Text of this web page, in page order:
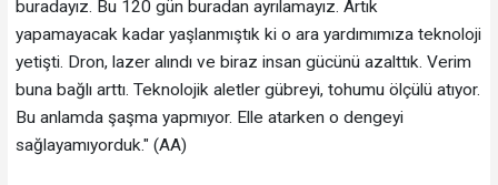
buradayız. Bu 120 gün buradan ayrılamayız. Artık
yapamayacak kadar yaşlanmıştık ki o ara yardımımıza teknoloji
yetişti. Dron, lazer alındı ve biraz insan gücünü azalttık. Verim
buna bağlı arttı. Teknolojik aletler gübreyi, tohumu ölçülü atıyor.
Bu anlamda şaşma yapmıyor. Elle atarken o dengeyi
sağlayamıyorduk." (AA)